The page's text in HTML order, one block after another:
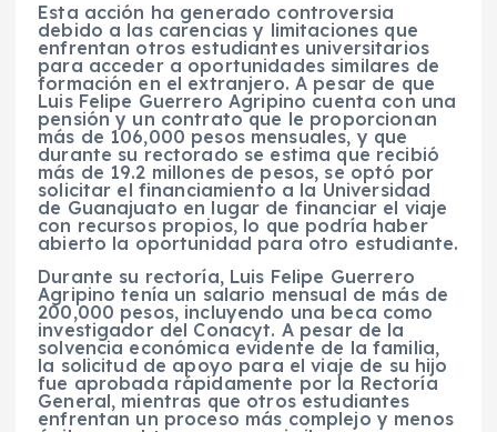
Esta acción ha generado controversia
debido a las carencias y limitaciones que
enfrentan otros estudiantes universitarios
para acceder a oportunidades similares de
formación en el extranjero. A pesar de que
Luis Felipe Guerrero Agripino cuenta con una
pensión y un contrato que le proporcionan
más de 106,000 pesos mensuales, y que
durante su rectorado se estima que recibió
más de 19.2 millones de pesos, se optó por
solicitar el financiamiento a la Universidad
de Guanajuato en lugar de financiar el viaje
con recursos propios, lo que podría haber
abierto la oportunidad para otro estudiante.
Durante su rectoría, Luis Felipe Guerrero
Agripino tenía un salario mensual de más de
200,000 pesos, incluyendo una beca como
investigador del Conacyt. A pesar de la
solvencia económica evidente de la familia,
la solicitud de apoyo para el viaje de su hijo
fue aprobada rápidamente por la Rectoría
General, mientras que otros estudiantes
enfrentan un proceso más complejo y menos